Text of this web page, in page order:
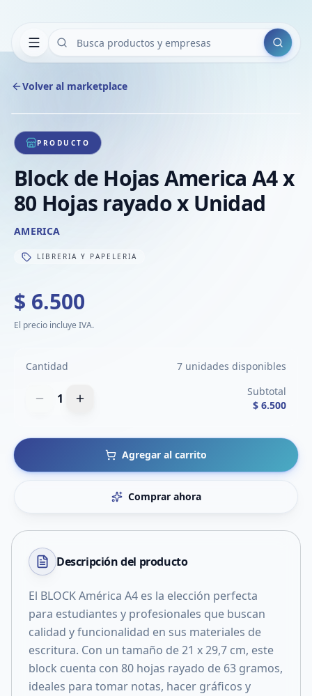
Buscar
Volver al marketplace
1/1
PRODUCTO
Block de Hojas America A4 x
80 Hojas rayado x Unidad
AMERICA
LIBRERIA Y PAPELERIA
$ 6.500
El precio incluye IVA.
Cantidad 7 unidades disponibles
1
Subtotal
$ 6.500
Agregar al carrito
Comprar ahora
Descripción del producto
El BLOCK América A4 es la elección perfecta
para estudiantes y profesionales que buscan
calidad y funcionalidad en sus materiales de
escritura. Con un tamaño de 21 x 29,7 cm, este
block cuenta con 80 hojas rayado de 63 gramos,
ideales para tomar notas, hacer gráficos y